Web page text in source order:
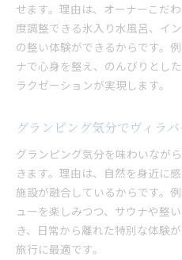
せます。理由は、オーナーこだ
度調整できる氷入り水風呂、イ
の整い体験ができるからです。
ナで心身を整え、のんびりとし
ラクゼーションが実現します。
グランピング気分でヴィラ
グランピング気分を味わいなが
きます。理由は、自然を身近に
施設が融合しているからです。
ューを楽しみつつ、サウナや整
き、日常から離れた特別な体験
旅行に最適です。